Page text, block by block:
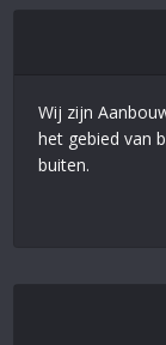
Wij zijn
het gebied van
buiten.